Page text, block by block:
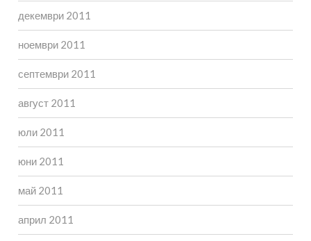
декември 2011
ноември 2011
септември 2011
август 2011
юли 2011
юни 2011
май 2011
април 2011